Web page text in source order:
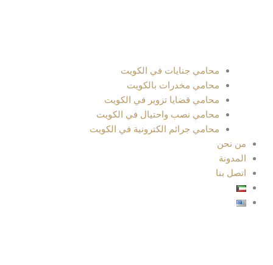
محامي جنايات في الكويت
محامي مخدرات بالكويت
محامي قضايا تزوير في الكويت
محامي نصب واحتيال في الكويت
محامي جرائم الكترونية في الكويت
من نحن
المدونة
اتصل بنا